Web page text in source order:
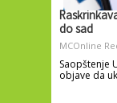
do sad
MCOnline
Saopštenje
objave da